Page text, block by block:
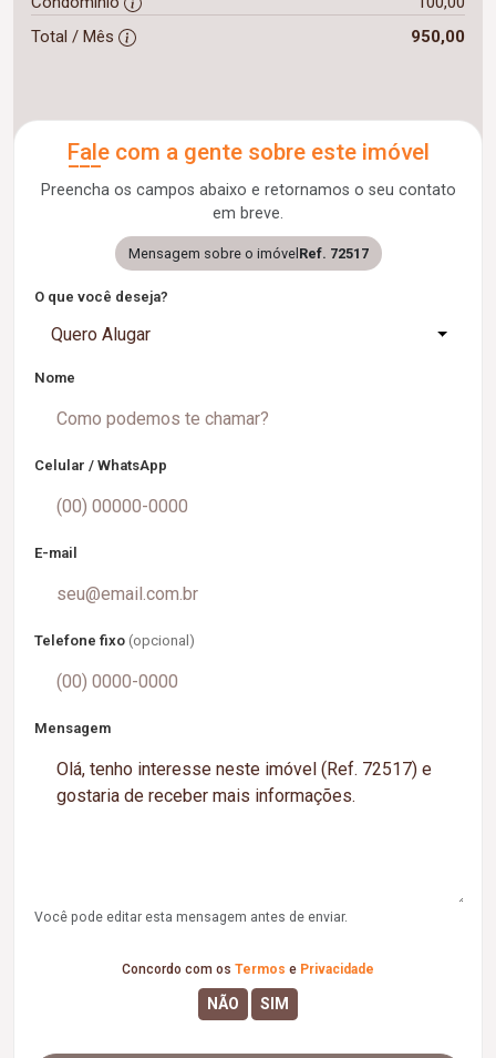
Total / Mês
950,00
Fale com a gente sobre este imóvel
Preencha os campos abaixo e retornamos o seu contato
em breve.
Mensagem sobre o imóvelRef. 72517
O que você deseja?
Quero Alugar
Nome
Celular / WhatsApp
E-mail
Telefone fixo (opcional)
Mensagem
Você pode editar esta mensagem antes de enviar.
Concordo com os Termos e Privacidade